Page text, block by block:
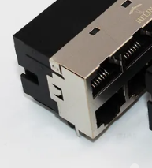
POLITIQUE
EN
MATIÈRE
DE
PROTECTION